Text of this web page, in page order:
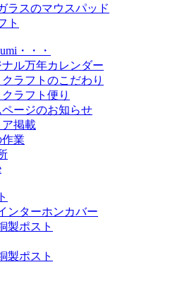
ラスのマウスパッド
ト
・・・
ル万年カレンダー
クラフトのこだわり
クラフト便り
ページのお知らせ
ア掲載
業
ンターホンカバー
製ポスト
製ポスト